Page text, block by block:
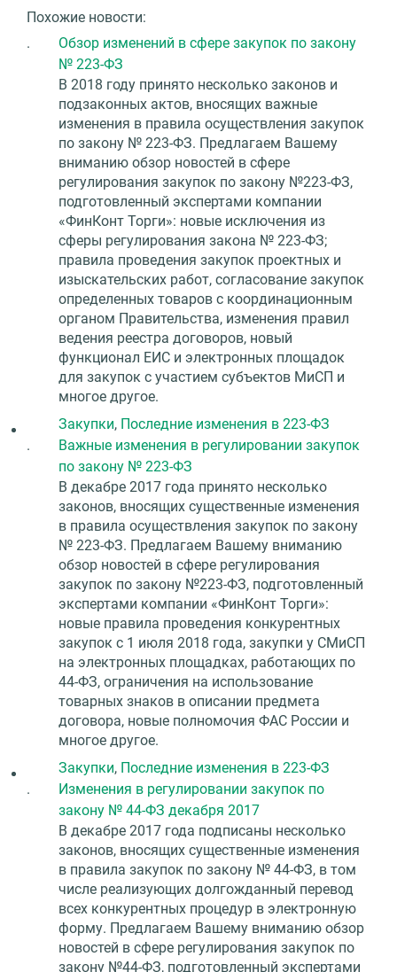
Похожие новости:
.
Обзор изменений в сфере закупок по закону
№ 223-ФЗ
В 2018 году принято несколько законов и
подзаконных актов, вносящих важные
изменения в правила осуществления закупок
по закону № 223-ФЗ. Предлагаем Вашему
вниманию обзор новостей в сфере
регулирования закупок по закону №223-ФЗ,
подготовленный экспертами компании
«ФинКонт Торги»: новые исключения из
сферы регулирования закона № 223-ФЗ;
правила проведения закупок проектных и
изыскательских работ, согласование закупок
определенных товаров с координационным
органом Правительства, изменения правил
ведения реестра договоров, новый
функционал ЕИС и электронных площадок
для закупок с участием субъектов МиСП и
многое другое.
Закупки, Последние изменения в 223-ФЗ
.
Важные изменения в регулировании закупок
по закону № 223-ФЗ
В декабре 2017 года принято несколько
законов, вносящих существенные изменения
в правила осуществления закупок по закону
№ 223-ФЗ. Предлагаем Вашему вниманию
обзор новостей в сфере регулирования
закупок по закону №223-ФЗ, подготовленный
экспертами компании «ФинКонт Торги»:
новые правила проведения конкурентных
закупок с 1 июля 2018 года, закупки у СМиСП
на электронных площадках, работающих по
44-ФЗ, ограничения на использование
товарных знаков в описании предмета
договора, новые полномочия ФАС России и
многое другое.
Закупки, Последние изменения в 223-ФЗ
.
Изменения в регулировании закупок по
закону № 44-ФЗ декабря 2017
В декабре 2017 года подписаны несколько
законов, вносящих существенные изменения
в правила закупок по закону № 44-ФЗ, в том
числе реализующих долгожданный перевод
всех конкурентных процедур в электронную
форму. Предлагаем Вашему вниманию обзор
новостей в сфере регулирования закупок по
закону №44-ФЗ, подготовленный экспертами